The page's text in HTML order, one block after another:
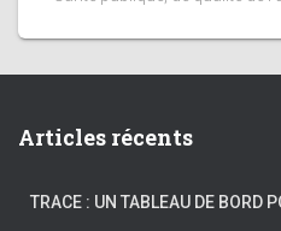
Articles récents
TRACE : UN TABLEAU DE BORD